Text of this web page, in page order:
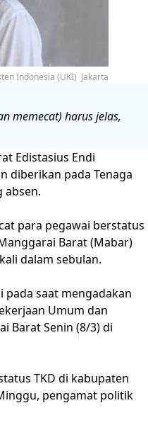
Indonesia (UKI) Jakarta
memecat) harus jelas,
Edistasius Endi
diberikan pada Tenaga
absen.
para pegawai berstatus
Barat (Mabar)
dalam sebulan.
pada saat mengadakan
Umum dan
Barat Senin (8/3) di
TKD di kabupaten
pengamat politik